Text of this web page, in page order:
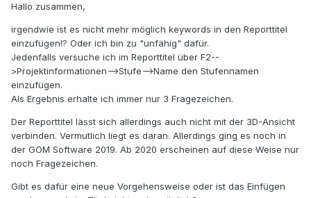
Hallo zusammen,
irgendwie ist es nicht mehr möglich keywords in den Reporttitel
einzufügen!? Oder ich bin zu "unfähig" dafür.
Jedenfalls versuche ich im Reporttitel über F2--
>Projektinformationen-->Stufe-->Name den Stufennamen
einzufügen.
Als Ergebnis erhalte ich immer nur 3 Fragezeichen.
Der Reporttitel lässt sich allerdings auch nicht mit der 3D-Ansicht
verbinden. Vermutlich liegt es daran. Allerdings ging es noch in
der GOM Software 2019. Ab 2020 erscheinen auf diese Weise nur
noch Fragezeichen.
Gibt es dafür eine neue Vorgehensweise oder ist das Einfügen